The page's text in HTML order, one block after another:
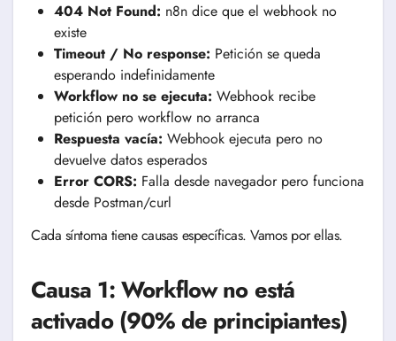
404 Not Found: n8n dice que el webhook no
existe
Timeout / No response: Petición se queda
esperando indefinidamente
Workflow no se ejecuta: Webhook recibe
petición pero workflow no arranca
Respuesta vacía: Webhook ejecuta pero no
devuelve datos esperados
Error CORS: Falla desde navegador pero funciona
desde Postman/curl
Cada síntoma tiene causas específicas. Vamos por ellas.
Causa 1: Workflow no está
activado (90% de principiantes)